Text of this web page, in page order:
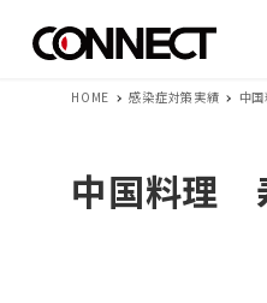
HOME 感染症対策実績 中
中国料理